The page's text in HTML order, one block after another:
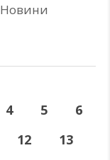
Новини
4 5
6
12
13